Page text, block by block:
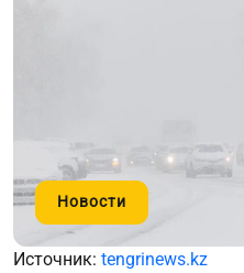
Новости
Источник: tengrinews.kz